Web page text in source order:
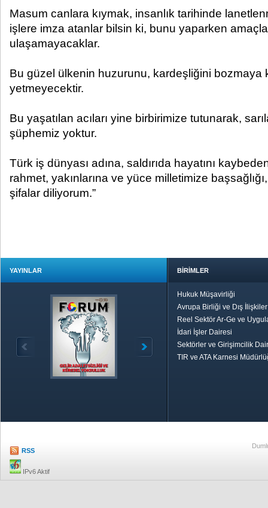
Masum canlara kıymak, insanlık tarihinde
işlere imza atanlar bilsin ki, bunu yaparken
ulaşamayacaklar.
Bu güzel ülkenin huzurunu, kardeşliğini bozmaya
yetmeyecektir.
Bu yaşatılan acıları yine birbirimize tutunarak,
şüphemiz yoktur.
Türk iş dünyası adına, saldırıda hayatını
rahmet, yakınlarına ve yüce milletimize
şifalar diliyorum.”
YAYINLAR BİRİMLER
Hukuk Müşavirliği
Avrupa Birliği ve Dış
Reel Sektör Ar-Ge ve
İdari İşler Dairesi
Sektörler ve Girişimcilik
TIR ve ATA Karnesi
RSS
IPv6 Aktif